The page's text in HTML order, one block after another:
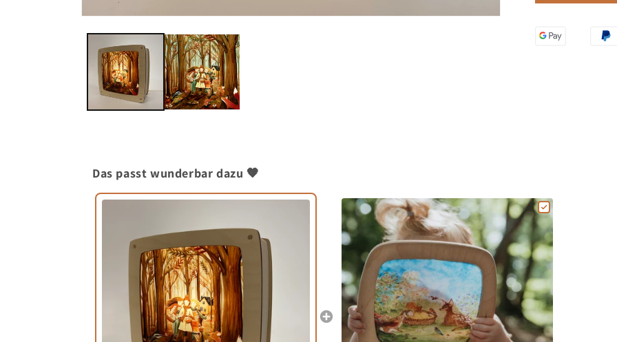
Modal
öffnen
Das passt wunderbar dazu 🧡